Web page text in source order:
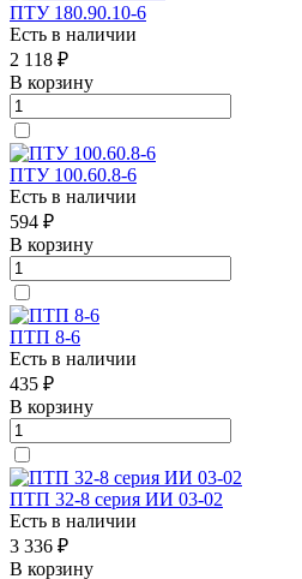
ПТУ 180.90.10-6
Есть в наличии
2 118 ₽
В корзину
ПТУ 100.60.8-6
Есть в наличии
594 ₽
В корзину
ПТП 8-6
Есть в наличии
435 ₽
В корзину
ПТП 32-8 серия ИИ 03-02
Есть в наличии
3 336 ₽
В корзину